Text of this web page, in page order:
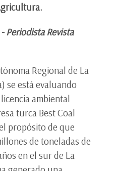
Periodista Revista
Regional de La
se está evaluando
ambiental
turca Best Coal
propósito de que
de toneladas de
en el sur de La